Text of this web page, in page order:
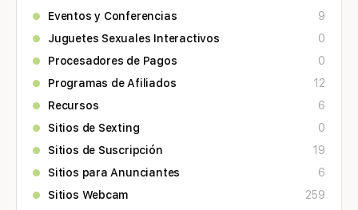
Eventos y Conferencias
9
Juguetes Sexuales Interactivos
0
Procesadores de Pagos
0
Programas de Afiliados
12
Recursos
6
Sitios de Sexting
0
Sitios de Suscripción
19
Sitios para Anunciantes
6
Sitios Webcam
259